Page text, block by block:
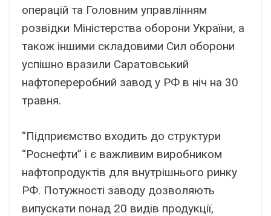
операцій та Головним управлінням
розвідки Міністерства оборони України, а
також іншими складовими Сил оборони
успішно вразили Саратовський
нафтопереробний завод у РФ в ніч на 30
травня.
“Підприємство входить до структури
“Роснефти” і є важливим виробником
нафтопродуктів для внутрішнього ринку
РФ. Потужності заводу дозволяють
випускати понад 20 видів продукції,